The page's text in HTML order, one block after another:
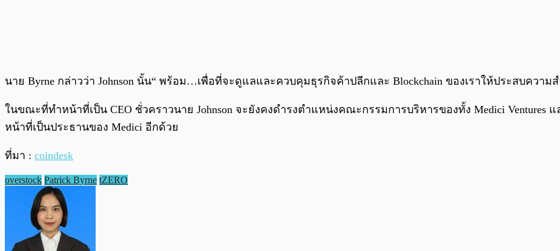
นาย Byrne กล่าวว่า Johnson นั้น“ พร้อม…เพื่อที่จะดูแลและควบคุมธุรกิจค้าปลีกและ Blockchain ของเราให้ประสบความส
ในขณะที่ทำหน้าที่เป็น CEO ชั่วคราวนาย Johnson จะยังคงดำรงตำแหน่งคณะกรรมการบริหารของทั้ง Medici Ventures
หน้าที่เป็นประธานของ Medici อีกด้วย
ที่มา : coindesk
overstock Patrick Byrne tZERO